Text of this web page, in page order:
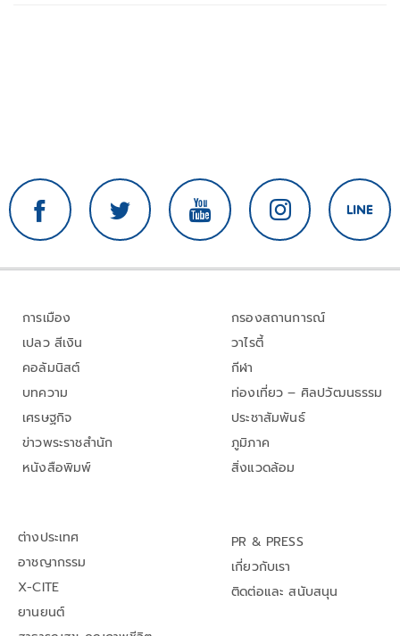
การเมือง
เปลว สีเงิน
คอลัมนิสต์
บทความ
เศรษฐกิจ
ข่าวพระราชสำนัก
หนังสือพิมพ์
กรองสถานการณ์
วาไรตี้
กีฬา
ท่องเที่ยว – ศิลปวัฒนธรรม
ประชาสัมพันธ์
ภูมิภาค
สิ่งแวดล้อม
ต่างประเทศ
อาชญากรรม
X-CITE
ยานยนต์
PR & PRESS
เกี่ยวกับเรา
ติดต่อและ สนับสนุน